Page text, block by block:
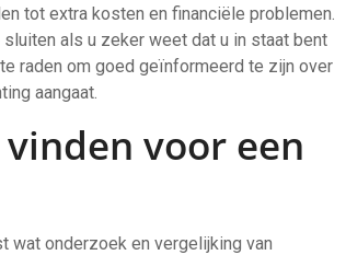
tot extra kosten en financiële problemen.
als u zeker weet dat u in staat bent
raden om goed geïnformeerd te zijn over
aangaat.
voor een
wat onderzoek en vergelijking van